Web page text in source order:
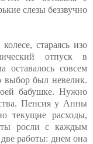
слезы беззвучно
стараясь изо
отпуск в
оставалось совсем
выбор был невелик.
бабушке. Нужно
Пенсия у Анны
текущие расходы,
росли с каждым
работы: днем она